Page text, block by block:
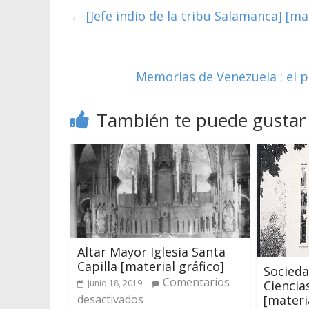
← [Jefe indio de la tribu Salamanca]
Memorias de Venezuela : el
También te puede gustar
Altar Mayor Iglesia Santa
Capilla [material gráfico]
junio 18, 2019
Comentarios
desactivados